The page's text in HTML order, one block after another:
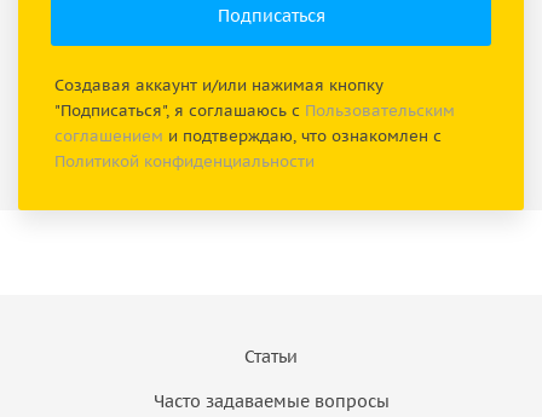
Создавая аккаунт и/или нажимая кнопку
"Подписаться", я соглашаюсь с Пользовательским
соглашением и подтверждаю, что ознакомлен с
Политикой конфиденциальности
Статьи
Часто задаваемые вопросы